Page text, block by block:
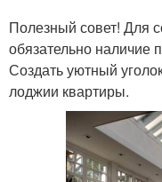
Полезный совет! Для
обязательно наличие
Создать уютный
лоджии квартиры.